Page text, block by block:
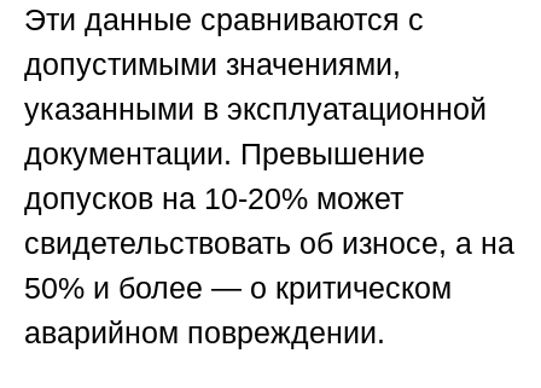
Эти данные сравниваются с
допустимыми значениями,
указанными в эксплуатационной
документации. Превышение
допусков на 10-20% может
свидетельствовать об износе, а на
50% и более — о критическом
аварийном повреждении.